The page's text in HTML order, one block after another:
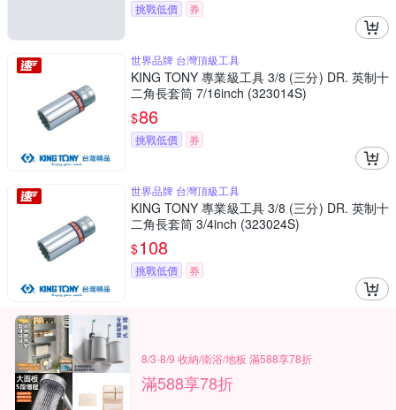
挑戰低價 券
世界品牌 台灣頂級工具
KING TONY 專業級工具 3/8 (三分) DR. 英制十
二角長套筒 7/16inch (323014S)
$86
挑戰低價 券
世界品牌 台灣頂級工具
KING TONY 專業級工具 3/8 (三分) DR. 英制十
二角長套筒 3/4inch (323024S)
$108
挑戰低價 券
8/3-8/9 收納/衛浴/地板 滿588享78折
滿588享78折